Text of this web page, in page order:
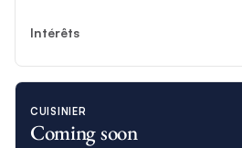
Intérêts
CUISINIER
Coming soon